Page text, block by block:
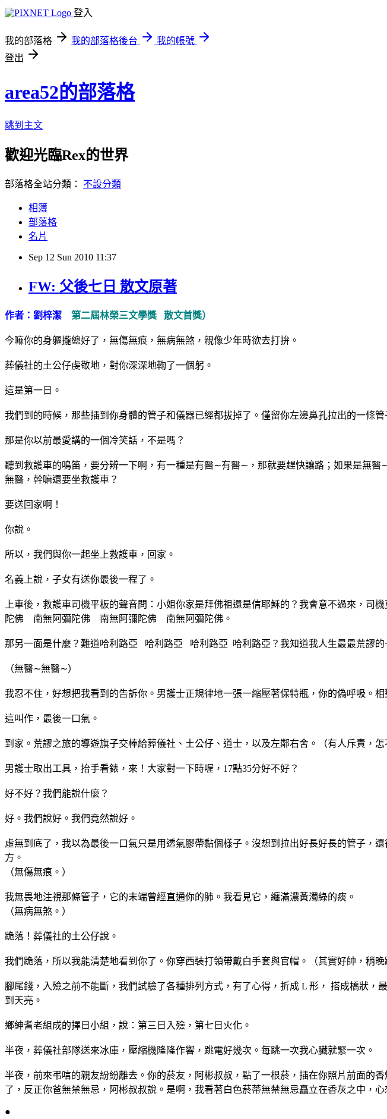
登入
我的部落格 我的部落格後台
我的帳號
登出
area52的部落格
跳到主文
歡迎光臨Rex的世界
部落格全站分類： 不設分類
相簿
部落格
名片
Sep 12 Sun 2010 11:37
FW: 父後七日 散文原著
作者：劉梓潔 第二屆林榮三文學獎 散文首獎）
今嘛你的身軀攏總好了，無傷無痕，無病無煞，親像少年時欲去打拚。
葬儀社的土公仔虔敬地，對你深深地鞠了一個躬。
這是第一日。
我們到的時候，那些插到你身體的管子和儀器已經都拔掉了。僅留你左邊鼻孔拉出的一條管
那是你以前最愛講的一個冷笑話，不是嗎？
聽到救護車的鳴笛，要分辨一下啊，有一種是有醫∼有醫∼ ，那就要趕快讓路；如果是無醫
無醫，幹嘛還要坐救護車？
要送回家啊！
你說。
所以，我們與你一起坐上救護車，回家。
名義上說，子女有送你最後一程了。
上車後，救護車司機平板的聲音問：小姐你家是拜佛祖還是信耶穌的？我會意不過來，司機
陀佛
南無阿彌陀佛 南無阿彌陀佛 南無阿彌陀佛。
那另一面是什麼？難道哈利路亞 哈利路亞 哈利路亞 哈利路亞？我知道我人生最最荒謬的
（無醫∼無醫∼）
我忍不住，好想把我看到的告訴你。男護士正規律地一張一縮壓著保特瓶，你的偽呼吸。 相
這叫作，最後一口氣。
到家。荒謬之旅的導遊旗子交棒給葬儀社、土公仔、道士，以及左鄰右舍。（有人斥責， 怎
男護士取出工具，抬手看錶，來！大家對一下時喔， 17點35分好不好？
好不好？我們能說什麼？
好。我們說好。我們竟然說好。
虛無到底了，我以為最後一口氣只是用透氣膠帶黏個樣子。沒想到拉出好長好長的管子， 還
方。
（無傷無痕。）
我無畏地注視那條管子，它的末端曾經直通你的肺。我看見它，纏滿濃黃濁綠的痰。
（無病無煞。）
跪落！葬儀社的土公仔說。
我們跪落，所以我能清楚地看到你了。你穿西裝打領帶戴白手套與官帽。（其實好帥，稍
腳尾錢，入殮之前不能斷，我們試驗了各種排列方式，有了心得，折成 L 形， 搭成橋狀，
到天亮。
鄉紳耆老組成的擇日小組，說：第三日入殮，第七日火化。
半夜，葬儀社部隊送來冰庫，壓縮機隆隆作響，跳電好幾次。每跳一次我心臟就緊一次。
半夜，前來弔唁的親友紛紛離去。你的菸友，阿彬叔叔，點了一根菸，插在你照片前面的香
了，反正你爸無禁無忌，阿彬叔叔說。是啊，我看著白色菸蒂無禁無忌矗立在香灰之中，心
●